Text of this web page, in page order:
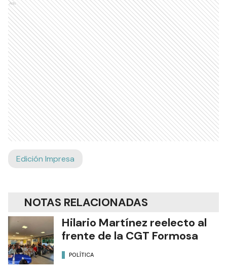
Ads
Edición Impresa
NOTAS RELACIONADAS
Hilario Martínez reelecto al
frente de la CGT Formosa
POLÍTICA